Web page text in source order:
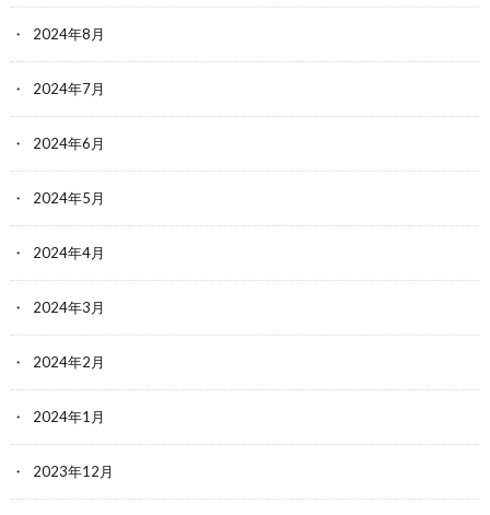
2024年8月
2024年7月
2024年6月
2024年5月
2024年4月
2024年3月
2024年2月
2024年1月
2023年12月